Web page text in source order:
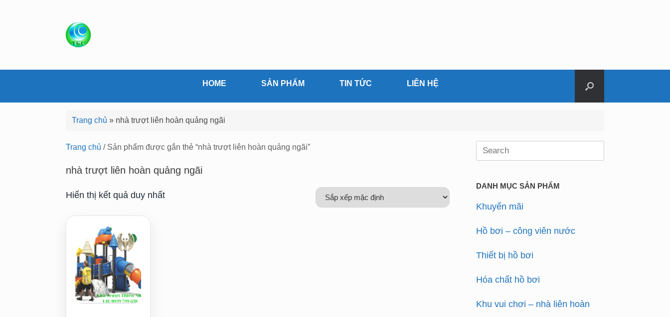
o
HOME SẢN PHẨM TIN TỨC LIÊN HỆ
Trang chủ » nhà trượt liên hoàn quảng ngãi
Trang chủ / Sản phẩm được gắn thẻ “nhà trượt liên hoàn quảng ngãi”
nhà trượt liên hoàn quảng ngãi
Hiển thị kết quả duy nhất
Search
DANH MỤC SẢN PHẨM
Khuyến mãi
Hồ bơi – công viên nước
Thiết bị hồ bơi
Hóa chất hồ bơi
Khu vui chơi – nhà liên hoàn